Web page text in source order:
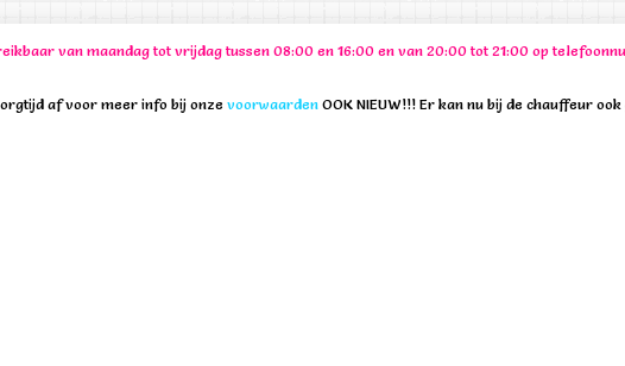
van maandag tot vrijdag tussen 08:00 en 16:00 en van 20:00 tot 21:00 op
af voor meer info bij onze voorwaarden OOK NIEUW!!! Er kan nu bij de chauffeur